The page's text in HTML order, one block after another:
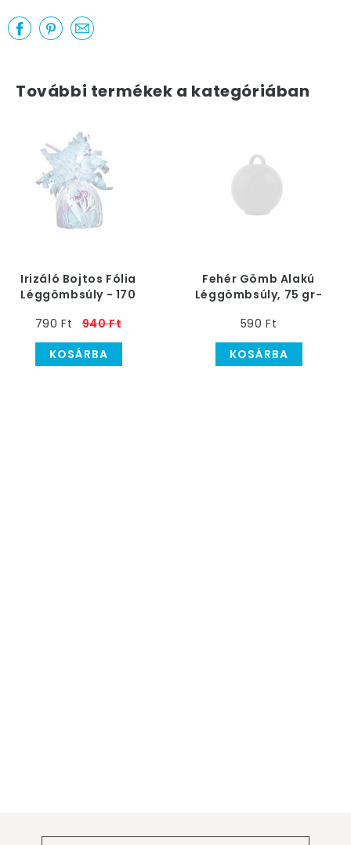
További termékek a kategóriában
Irizáló Bojtos Fólia
Léggömbsúly - 170
790 Ft
940 Ft
KOSÁRBA
Fehér Gömb Alakú
Léggömbsúly, 75 gr-
590 Ft
KOSÁRBA